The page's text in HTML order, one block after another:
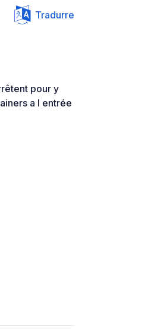
Tradurre
pour y
a l entrée